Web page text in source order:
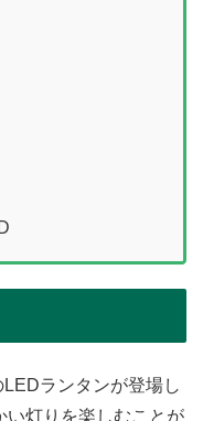
ランタンが登場し
い灯りを楽しむことが